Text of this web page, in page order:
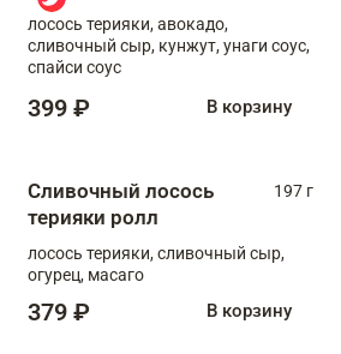
лосось терияки, авокадо,
сливочный сыр, кунжут, унаги соус,
спайси соус
399 ₽ В корзину
Сливочный лосось
терияки ролл
197 г
лосось терияки, сливочный сыр,
огурец, масаго
379 ₽ В корзину